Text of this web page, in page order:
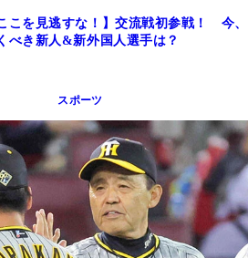
こを見逃すな！】交流戦初参戦！ 今、
べき新人&新外国人選手は？
スポーツ